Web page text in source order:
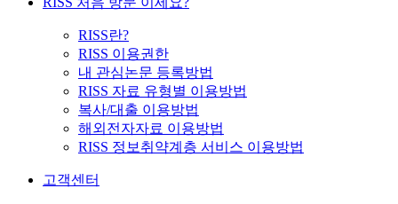
RISS란?
RISS 이용권한
내 관심논문 등록방법
RISS 자료 유형별 이용방법
복사/대출 이용방법
해외전자자료 이용방법
RISS 정보취약계층 서비스 이용방법
고객센터